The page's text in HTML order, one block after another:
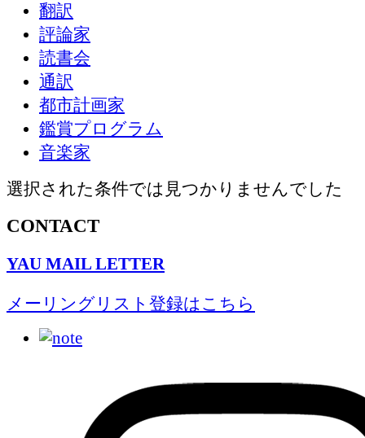
翻訳
評論家
読書会
通訳
都市計画家
鑑賞プログラム
音楽家
選択された条件では見つかりませんでした
CONTACT
YAU MAIL LETTER
メーリングリスト登録はこちら